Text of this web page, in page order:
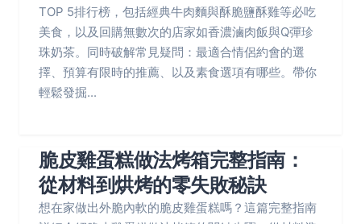
TOP 5排行榜，包括經典牛肉麵與酥脆鹽酥雞等必吃
美食，以及回購無數次的店家如香濃滷肉飯與Q彈珍
珠奶茶。同時破解常見疑問：最適合情侶約會的選
擇、預算有限時的推薦、以及素食選項有哪些。帶你
輕鬆發掘...
脆皮雞蛋糕做法烤箱完整指南：
從材料到烘烤的零失敗秘訣
想在家做出外脆內軟的脆皮雞蛋糕嗎？這篇完整指南